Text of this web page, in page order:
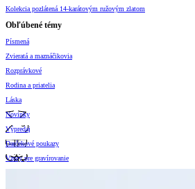
Kolekcia pozlátená 14-karátovým ružovým zlatom
Obľúbené témy
Písmená
Zvieratá a maznáčikovia
Rozprávkové
Rodina a priatelia
Láska
Novinky
Výpredaj
Darčekové poukazy
Vzory pre gravírovanie